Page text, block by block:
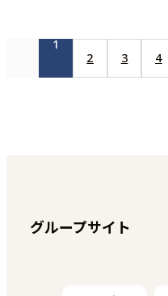
1
2
3 4
グループサイト